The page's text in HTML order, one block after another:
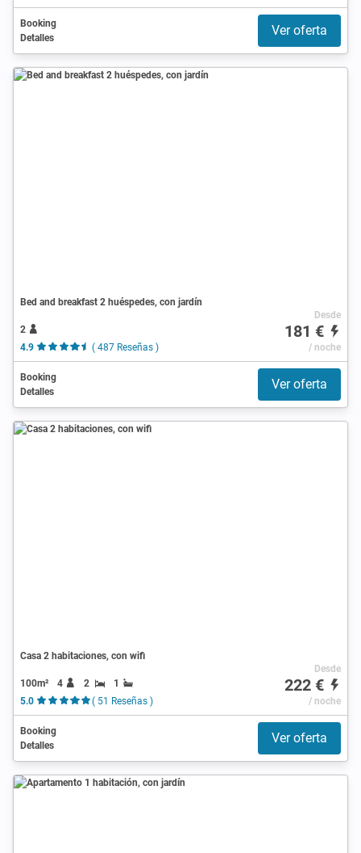
Booking
Detalles
Ver oferta
Bed and breakfast 2 huéspedes, con jardín
2
4.9
( 487 Reseñas )
Desde
181 €
/ noche
Booking
Detalles
Ver oferta
Casa 2 habitaciones, con wifi
100m² 4 2
1
5.0
( 51 Reseñas )
Desde
222 €
/ noche
Booking
Detalles
Ver oferta